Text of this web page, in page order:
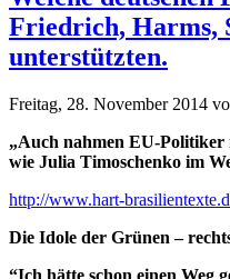
Friedrich, Harms,
unterstützten.
Freitag, 28. November 2014
„Auch nahmen EU-
wie Julia Timoschenko im
http://www.hart-
Die Idole der Grünen –
“Ich hätte schon einen Weg